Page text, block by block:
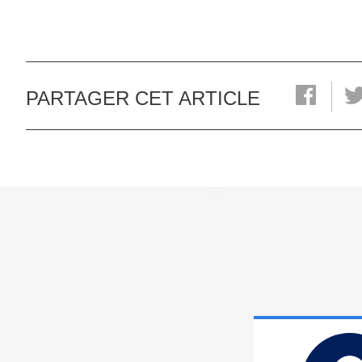
PARTAGER CET ARTICLE